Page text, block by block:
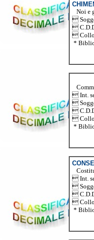
Noi e



*
 Int.



*
 Int.



*